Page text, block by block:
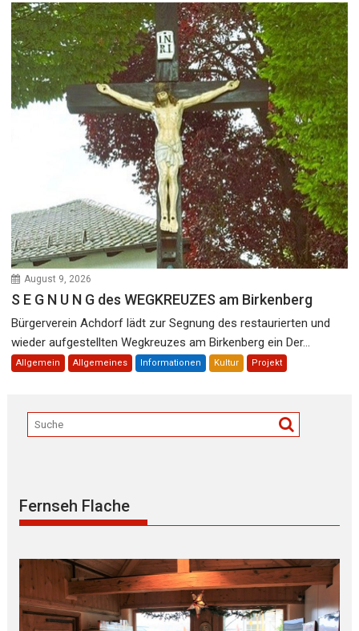
August 9, 2026
S E G N U N G des WEGKREUZES am Birkenberg
Bürgerverein Achdorf lädt zur Segnung des restaurierten und
wieder aufgestellten Wegkreuzes am Birkenberg ein Der...
Allgemein Allgemeines Informationen Kultur Projekt
Fernseh Flache